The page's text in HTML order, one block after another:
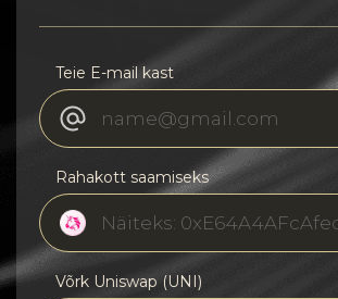
Teie E-mail kast
Rahakott saamiseks
Võrk Uniswap (UNI)